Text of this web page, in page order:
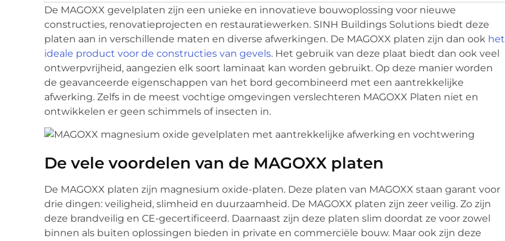
De MAGOXX gevelplaten zijn een unieke en innovatieve bouwoplossing voor nieuwe
constructies, renovatieprojecten en restauratiewerken. SINH Buildings Solutions biedt deze
platen aan in verschillende maten en diverse afwerkingen. De MAGOXX platen zijn dan ook het
ideale product voor de constructies van gevels. Het gebruik van deze plaat biedt dan ook veel
ontwerpvrijheid, aangezien elk soort laminaat kan worden gebruikt. Op deze manier worden
de geavanceerde eigenschappen van het bord gecombineerd met een aantrekkelijke
afwerking. Zelfs in de meest vochtige omgevingen verslechteren MAGOXX Platen niet en
ontwikkelen er geen schimmels of insecten in.
De vele voordelen van de MAGOXX platen
De MAGOXX platen zijn magnesium oxide-platen. Deze platen van MAGOXX staan garant voor
drie dingen: veiligheid, slimheid en duurzaamheid. De MAGOXX platen zijn zeer veilig. Zo zijn
deze brandveilig en CE-gecertificeerd. Daarnaast zijn deze platen slim doordat ze voor zowel
binnen als buiten oplossingen bieden in private en commerciële bouw. Maar ook zijn deze